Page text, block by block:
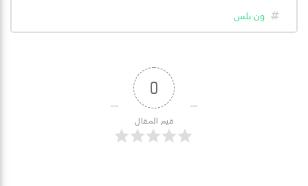
ون بلس
0
قيم المقال